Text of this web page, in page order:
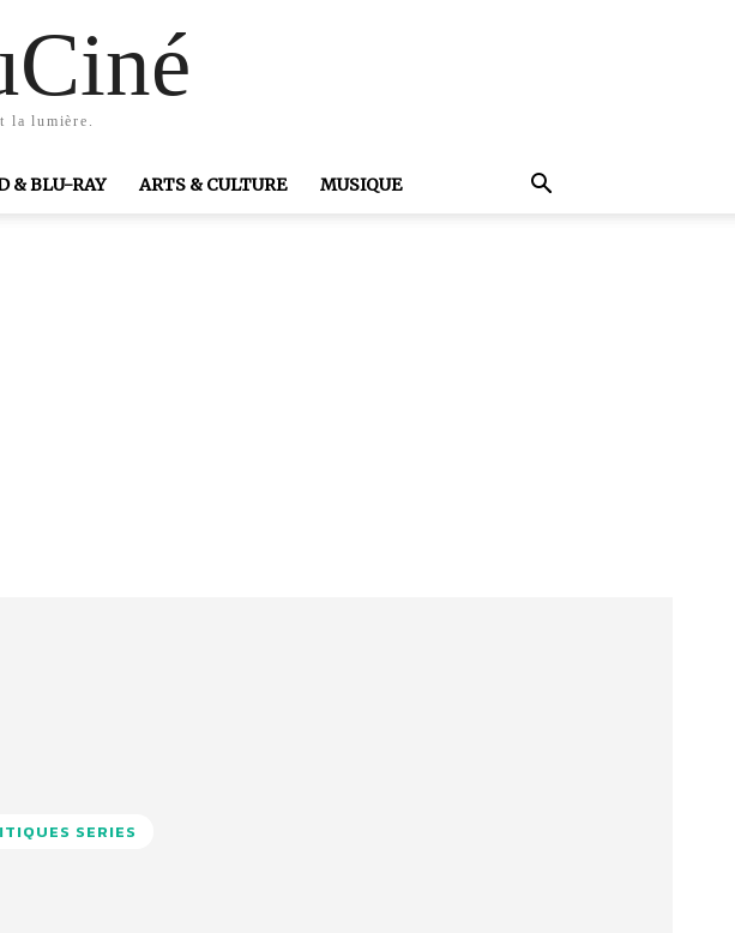
la lumière.
& BLU-RAY ARTS & CULTURE MUSIQUE
SERIES